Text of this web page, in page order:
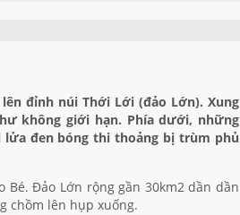
đỉnh núi Thới Lới (đảo Lớn). Xung
không giới hạn. Phía dưới, những
lửa đen bóng thi thoảng bị trùm phủ
Đảo Lớn rộng gần 30km2 dần dần
chồm lên hụp xuống.